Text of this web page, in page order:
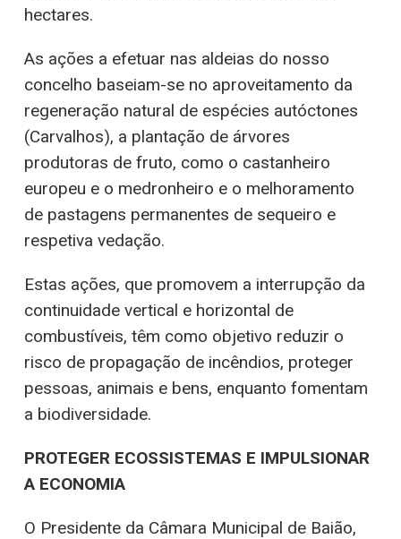
hectares.
As ações a efetuar nas aldeias do nosso
concelho baseiam-se no aproveitamento da
regeneração natural de espécies autóctones
(Carvalhos), a plantação de árvores
produtoras de fruto, como o castanheiro
europeu e o medronheiro e o melhoramento
de pastagens permanentes de sequeiro e
respetiva vedação.
Estas ações, que promovem a interrupção da
continuidade vertical e horizontal de
combustíveis, têm como objetivo reduzir o
risco de propagação de incêndios, proteger
pessoas, animais e bens, enquanto fomentam
a biodiversidade.
PROTEGER ECOSSISTEMAS E IMPULSIONAR
A ECONOMIA
O Presidente da Câmara Municipal de Baião,